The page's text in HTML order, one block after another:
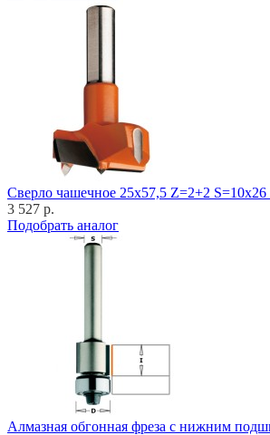
Cверло чашечное 25x57,5 Z=2+2
3 527 р.
Подобрать аналог
Алмазная обгонная фреза с нижним